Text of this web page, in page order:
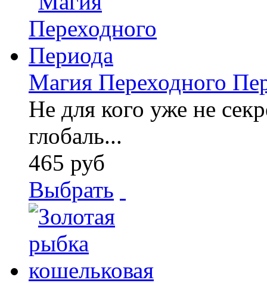
Магия Переходного
Не для кого уже не
глобаль...
465 руб
Выбрать